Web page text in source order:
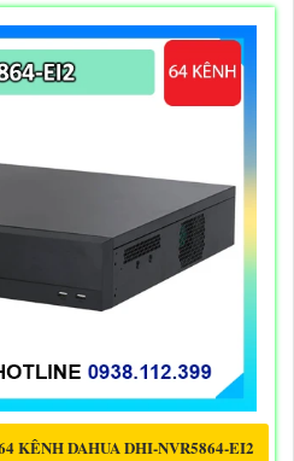
KÊNH DAHUA DHI-NVR5864-EI2